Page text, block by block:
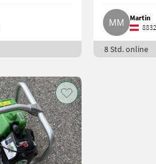
Martin
8 Std. online